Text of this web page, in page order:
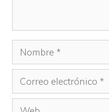
Nombre
Correo
electrónico
Web